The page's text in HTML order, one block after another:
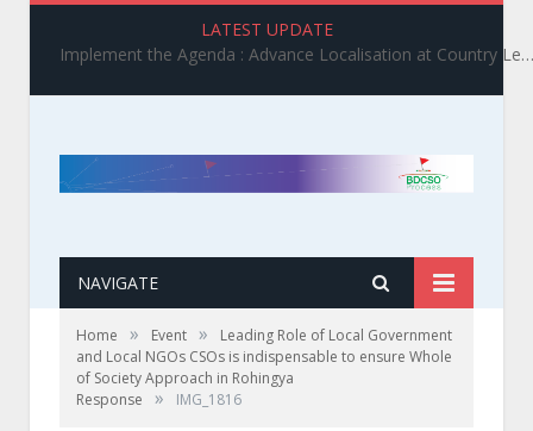
LATEST UPDATE
Implement the Agenda : Advance Localisation at Country Level_ BDCSO COAST 2025 Survey Report Findings on the Grand Bargain 3.0 Implementation
NAVIGATE
Home » Event »
Leading Role of Local Government
and Local NGOs CSOs is indispensable to ensure Whole
of Society Approach in Rohingya
Response
» IMG_1816